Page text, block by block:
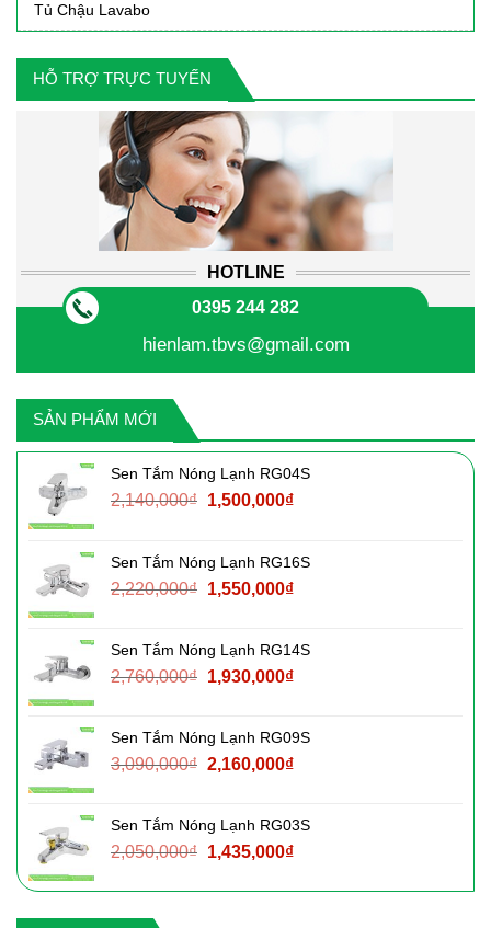
Tủ Chậu Lavabo
HỖ TRỢ TRỰC TUYẾN
HOTLINE
0395 244 282
hienlam.tbvs@gmail.com
SẢN PHẨM MỚI
Sen Tắm Nóng Lạnh RG04S
2,140,000₫ Giá
2,140,000₫.
1,500,000₫Giá
là:
1,500,000₫.
Sen Tắm Nóng Lạnh RG16S
2,220,000₫ Giá
2,220,000₫.
1,550,000₫Giá
là:
1,550,000₫.
Sen Tắm Nóng Lạnh RG14S
2,760,000₫ Giá
2,760,000₫.
1,930,000₫Giá
là:
1,930,000₫.
Sen Tắm Nóng Lạnh RG09S
3,090,000₫ Giá
3,090,000₫.
2,160,000₫Giá
là:
2,160,000₫.
Sen Tắm Nóng Lạnh RG03S
2,050,000₫ Giá
là:
1,435,000₫Giá
tại